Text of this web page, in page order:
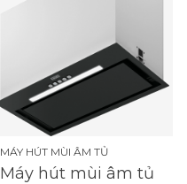
MÁY HÚT MÙI ÂM TỦ
Máy hút mùi âm tủ